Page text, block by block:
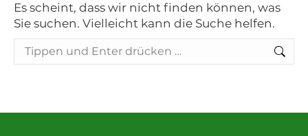
Es scheint, dass wir nicht finden können, was
Sie suchen. Vielleicht kann die Suche helfen.
Search: